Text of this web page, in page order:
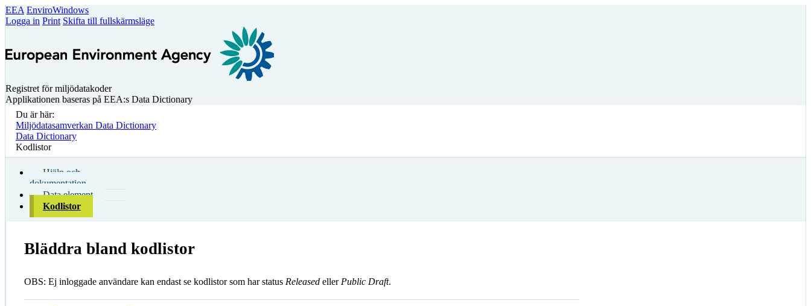
EEA EnviroWindows
Logga in Print Skifta till fullskärmsläge
Registret för miljödatakoder
Applikationen baseras på EEA:s Data Dictionary
Du är här:
Miljödatasamverkan Data Dictionary
Data Dictionary
Kodlistor
Hjälp och
dokumentation
Data element
Kodlistor
Bläddra bland kodlistor
OBS: Ej inloggade användare kan endast se kodlistor som har status Released eller Public Draft.